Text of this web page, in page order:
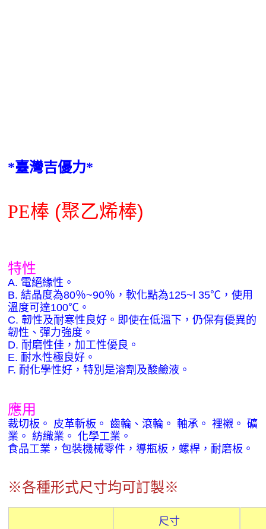
*臺灣吉優力*
PE棒 (聚乙烯棒)
特性
A. 電絕緣性。
B. 結晶度為80％~90％，軟化點為125~l 35℃，使用
溫度可達100℃。
C. 韌性及耐寒性良好。即使在低溫下，仍保有優異的
韌性、彈力強度。
D. 耐磨性佳，加工性優良。
E. 耐水性極良好。
F. 耐化學性好，特別是溶劑及酸鹼液。
應用
裁切板。 皮革斬板。 齒輪、滾輪。 軸承。 裡襯。 礦
業。 紡織業。 化學工業。
食品工業，包裝機械零件，導瓶板，螺桿，耐磨板。
※各種形式尺寸均可訂製※
尺寸